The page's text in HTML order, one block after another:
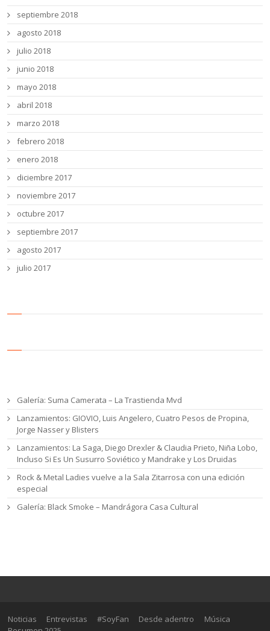
septiembre 2018
agosto 2018
julio 2018
junio 2018
mayo 2018
abril 2018
marzo 2018
febrero 2018
enero 2018
diciembre 2017
noviembre 2017
octubre 2017
septiembre 2017
agosto 2017
julio 2017
Galería: Suma Camerata – La Trastienda Mvd
Lanzamientos: GIOVIO, Luis Angelero, Cuatro Pesos de Propina,
Jorge Nasser y Blisters
Lanzamientos: La Saga, Diego Drexler & Claudia Prieto, Niña Lobo,
Incluso Si Es Un Susurro Soviético y Mandrake y Los Druidas
Rock & Metal Ladies vuelve a la Sala Zitarrosa con una edición
especial
Galería: Black Smoke – Mandrágora Casa Cultural
Noticias Entrevistas #SoyFan Desde adentro
Música